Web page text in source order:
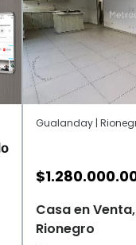
Gualanday |
$
Casa en
Rionegro